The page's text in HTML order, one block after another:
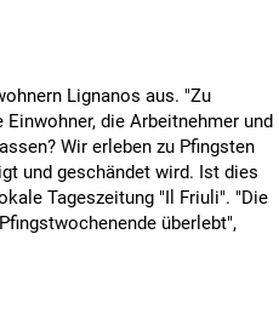
Lignanos aus. "Zu
die Arbeitnehmer und
Wir erleben zu Pfingsten
und geschändet wird. Ist dies
Tageszeitung "Il Friuli". "Die
überlebt",